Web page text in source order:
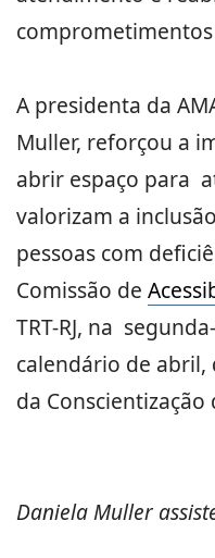
A presidenta da
Muller, reforçou a
abrir espaço para
valorizam a
pessoas com
Comissão de
TRT-RJ, na
calendário de abril,
da Conscientização
Daniela Muller